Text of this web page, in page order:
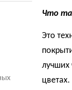
Что
Это
лучших